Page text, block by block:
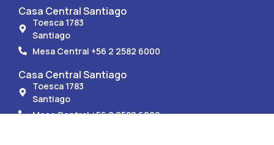
Casa Central Santiago
Toesca 1783
Santiago
Mesa Central +56 2 2582 6000
Casa Central Santiago
Toesca 1783
Santiago
Mesa Central +56 2 2582 6000